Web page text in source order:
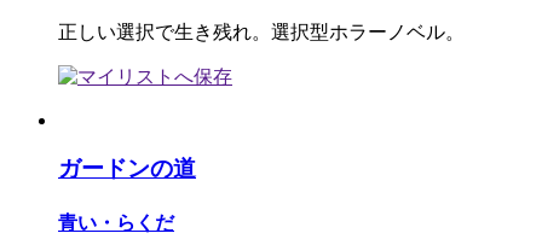
正しい選択で生き残れ。選択型ホラーノベル。
ガードンの道
青い・らくだ